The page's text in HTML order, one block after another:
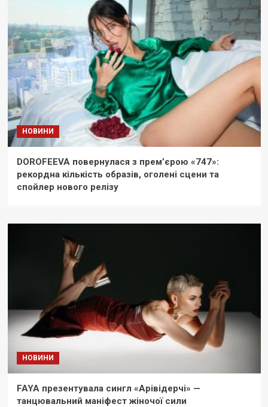
НОВИНИ
DOROFEEVA повернулася з прем’єрою «747»:
рекордна кількість образів, оголені сцени та
спойлер нового релізу
НОВИНИ
FAYA презентувала сингл «Арівідерчі» —
танцювальний маніфест жіночої сили